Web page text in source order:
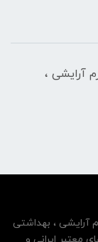
آرایشی ،
آرایشی ، بهداشتی
معتبر ایرانی و